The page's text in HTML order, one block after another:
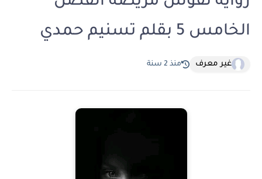
الخامس 5 بقلم تسنيم حمدي
غير معرف منذ 2 سنة